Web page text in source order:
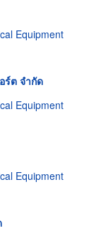
Equipment
ร์ต จำกัด
Equipment
Equipment